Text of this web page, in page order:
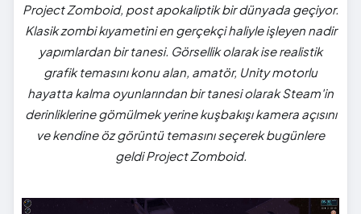
Project Zomboid, post apokaliptik bir dünyada geçiyor.
Klasik zombi kıyametini en gerçekçi haliyle işleyen nadir
yapımlardan bir tanesi. Görsellik olarak ise realistik
grafik temasını konu alan, amatör, Unity motorlu
hayatta kalma oyunlarından bir tanesi olarak Steam'in
derinliklerine gömülmek yerine kuşbakışı kamera açısını
ve kendine öz görüntü temasını seçerek bugünlere
geldi Project Zomboid.